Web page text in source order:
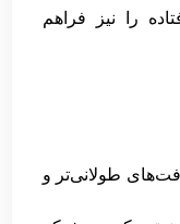
را نیز فراهم
طولانی‌تر و